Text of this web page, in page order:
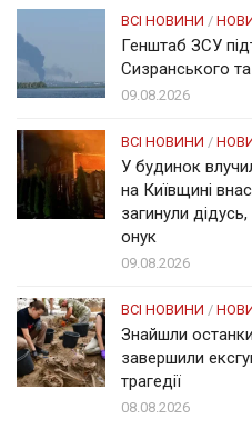
ВСІ НОВИНИ /
Генштаб ЗСУ
Сизранського
09.08.2026
ВСІ НОВИНИ /
У будинок
на Київщині
загинули дідусь,
онук
09.08.2026
ВСІ НОВИНИ /
Знайшли
завершили
трагедії
08.08.2026